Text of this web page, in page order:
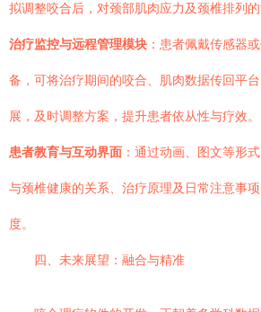
拟调整咬合后，对颈部肌肉应力及颈椎排列的
治疗监控与远程管理模块 ：患者佩戴传感器
备，可将治疗期间的咬合、肌肉数据传回平
展，及时调整方案，提升患者依从性与疗效。
患者教育与互动界面 ：通过动画、图文等形
与颈椎健康的关系、治疗原理及日常注意事
度。
四、未来展望：融合与精准